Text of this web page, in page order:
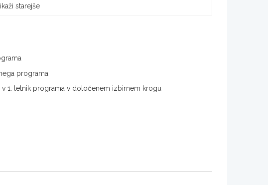
starejše
programa
1. letnik programa v določenem izbirnem krogu